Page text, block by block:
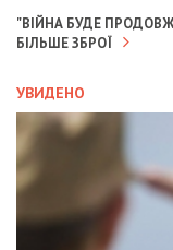
"ВІЙНА БУДЕ
БІЛЬШЕ ЗБРОЇ
УВИДЕНО